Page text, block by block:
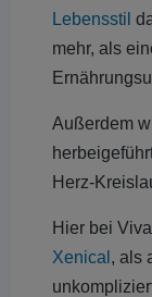
Lebensstil
mehr, als
Außerdem
Herz-
Hier bei
Xenical , als